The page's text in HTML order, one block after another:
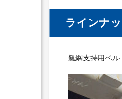
ラインナ
親綱支持用ベル